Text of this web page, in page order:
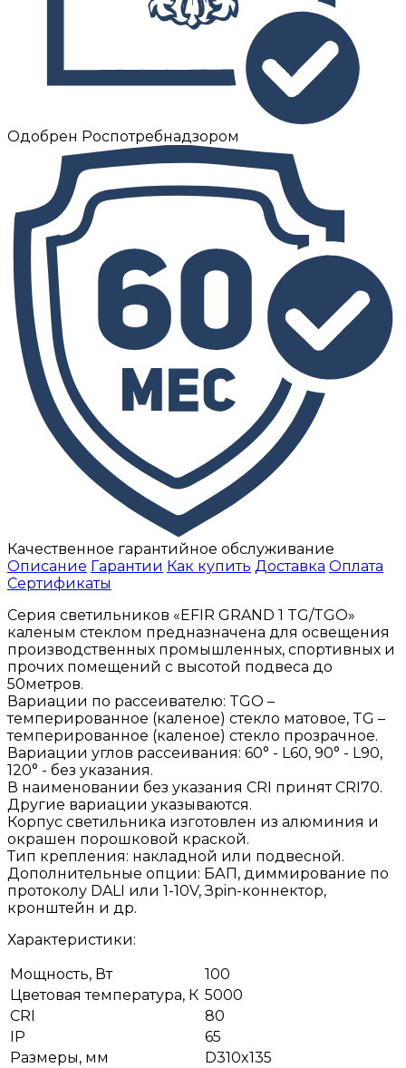
Одобрен Роспотребнадзором
Качественное гарантийное обслуживание
Описание Гарантии Как купить Доставка Оплата
Сертификаты
Серия светильников «EFIR GRAND 1 TG/TGO»
каленым стеклом предназначена для освещения
производственных промышленных, спортивных и
прочих помещений с высотой подвеса до
50метров.
Вариации по рассеивателю: TGO –
темперированное (каленое) стекло матовое, TG –
темперированное (каленое) стекло прозрачное.
Вариации углов рассеивания: 60° - L60, 90° - L90,
120° - без указания.
В наименовании без указания CRI принят CRI70.
Другие вариации указываются.
Корпус светильника изготовлен из алюминия и
окрашен порошковой краской.
Тип крепления: накладной или подвесной.
Дополнительные опции: БАП, диммирование по
протоколу DALI или 1-10V, Зрin-коннектор,
кронштейн и др.
Характеристики:
Мощность, Вт
100
Цветовая температура, К 5000
CRI
80
IP
65
Размеры, мм
D310x135